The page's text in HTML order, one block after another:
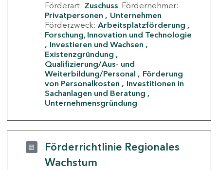
Förderart: Zuschuss Fördernehmer:
Privatpersonen
Unternehmen
Förderzweck: Arbeitsplatzförderung
Forschung, Innovation und Technologie
Investieren und Wachsen
Existenzgründung
Qualifizierung/Aus- und
Weiterbildung/Personal
Förderung
von Personalkosten
Investitionen in
Sachanlagen und Beratung
Unternehmensgründung
Förderrichtlinie Regionales
Wachstum